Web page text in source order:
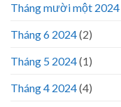
Tháng mười một 2024
Tháng 6 2024(2)
Tháng 5 2024(1)
Tháng 4 2024(4)